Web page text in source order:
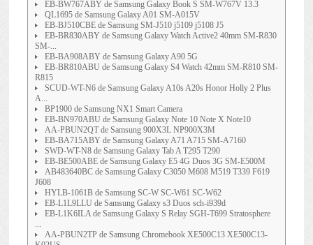
EB-BW767ABY de Samsung Galaxy Book S SM-W767V 13.3
QL1695 de Samsung Galaxy A01 SM-A015V
EB-BJ510CBE de Samsung SM-J510 j5109 j5108 J5
EB-BR830ABY de Samsung Galaxy Watch Active2 40mm SM-R830
SM-...
EB-BA908ABY de Samsung Galaxy A90 5G
EB-BR810ABU de Samsung Galaxy S4 Watch 42mm SM-R810 SM-
R815
SCUD-WT-N6 de Samsung Galaxy A10s A20s Honor Holly 2 Plus
A...
BP1900 de Samsung NX1 Smart Camera
EB-BN970ABU de Samsung Galaxy Note 10 Note X Note10
AA-PBUN2QT de Samsung 900X3L NP900X3M
EB-BA715ABY de Samsung Galaxy A71 A715 SM-A7160
SWD-WT-N8 de Samsung Galaxy Tab A T295 T290
EB-BE500ABE de Samsung Galaxy E5 4G Duos 3G SM-E500M
AB483640BC de Samsung Galaxy C3050 M608 M519 T339 F619
J608
HYLB-1061B de Samsung SC-W SC-W61 SC-W62
EB-L1L9LLU de Samsung Galaxy s3 Duos sch-i939d
EB-L1K6ILA de Samsung Galaxy S Relay SGH-T699 Stratosphere
...
AA-PBUN2TP de Samsung Chromebook XE500C13 XE500C13-